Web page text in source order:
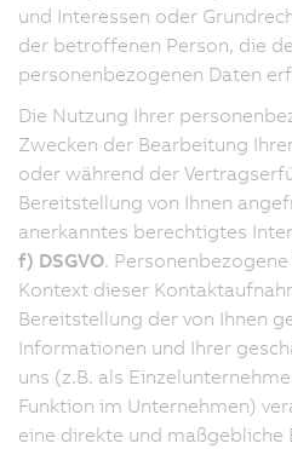
und Interessen oder
der betroffenen Person, die
personenbezogenen Daten
Die Nutzung Ihrer
Zwecken der Bearbeitung
oder während der
Bereitstellung von Ihnen
anerkanntes berechtigtes
f) DSGVO.
Kontext dieser
Bereitstellung der von Ihnen
Informationen und Ihrer
uns (z.B. als
Funktion im Unternehmen)
eine direkte und maßgebliche